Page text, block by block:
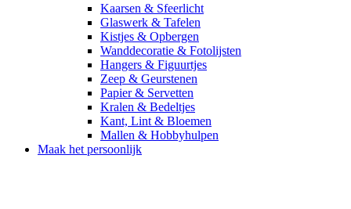
Kaarsen & Sfeerlicht
Glaswerk & Tafelen
Kistjes & Opbergen
Wanddecoratie & Fotolijsten
Hangers & Figuurtjes
Zeep & Geurstenen
Papier & Servetten
Kralen & Bedeltjes
Kant, Lint & Bloemen
Mallen & Hobbyhulpen
Maak het persoonlijk